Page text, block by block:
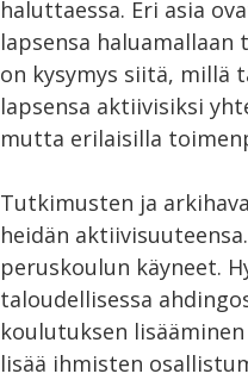
haluttaessa. Eri asia
lapsensa
on kysymys siitä, millä
lapsensa aktiivisiksi
mutta erilaisilla
Tutkimusten ja
heidän
peruskoulun käyneet.
taloudellisessa
koulutuksen
lisää ihmisten